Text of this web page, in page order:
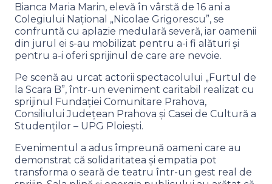
Bianca Maria Marin, elevă în vârstă de 16 ani a
Colegiului Național „Nicolae Grigorescu”, se
confruntă cu aplazie medulară severă, iar oamenii
din jurul ei s-au mobilizat pentru a-i fi alături și
pentru a-i oferi sprijinul de care are nevoie.
Pe scenă au urcat actorii spectacolului „Furtul de
la Scara B”, într-un eveniment caritabil realizat cu
sprijinul Fundației Comunitare Prahova,
Consiliului Județean Prahova și Casei de Cultură a
Studenților – UPG Ploiești.
Evenimentul a adus împreună oameni care au
demonstrat că solidaritatea și empatia pot
transforma o seară de teatru într-un gest real de